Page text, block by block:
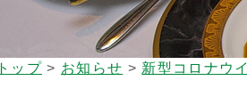
トップ > お知らせ > 新型コロナウ